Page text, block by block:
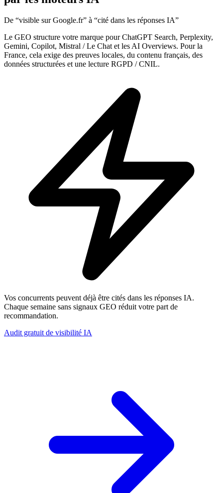
De “visible sur Google.fr” à “cité dans les réponses IA”
Le GEO structure votre marque pour ChatGPT Search, Perplexity,
Gemini, Copilot, Mistral / Le Chat et les AI Overviews. Pour la
France, cela exige des preuves locales, du contenu français, des
données structurées et une lecture RGPD / CNIL.
Vos concurrents peuvent déjà être cités dans les réponses IA.
Chaque semaine sans signaux GEO réduit votre part de
recommandation.
Audit gratuit de visibilité IA